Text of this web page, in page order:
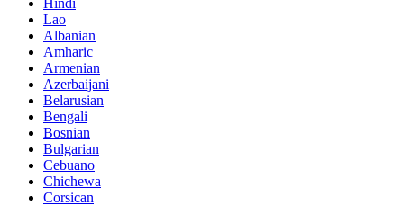
Lao
Albanian
Amharic
Armenian
Azerbaijani
Belarusian
Bengali
Bosnian
Bulgarian
Cebuano
Chichewa
Corsican